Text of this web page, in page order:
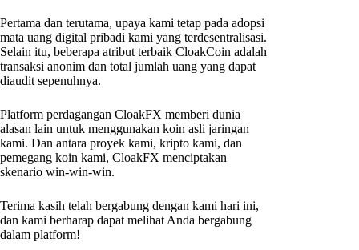
Pertama dan terutama, upaya kami tetap pada adopsi
mata uang digital pribadi kami yang terdesentralisasi.
Selain itu, beberapa atribut terbaik CloakCoin adalah
transaksi anonim dan total jumlah uang yang dapat
diaudit sepenuhnya.
Platform perdagangan CloakFX memberi dunia
alasan lain untuk menggunakan koin asli jaringan
kami. Dan antara proyek kami, kripto kami, dan
pemegang koin kami, CloakFX menciptakan
skenario win-win-win.
Terima kasih telah bergabung dengan kami hari ini,
dan kami berharap dapat melihat Anda bergabung
dalam platform!